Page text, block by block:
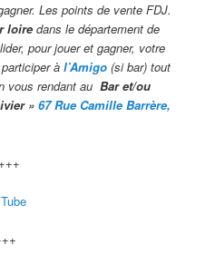
Les points de vente FDJ.
loire dans le département de
pour jouer et gagner, votre
àl’Amigo (si bar) tout
vous rendant au Bar et/ou
»67 Rue Camille Barrère,